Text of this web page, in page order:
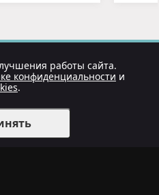
работы сайта.
конфиденциальности и
.